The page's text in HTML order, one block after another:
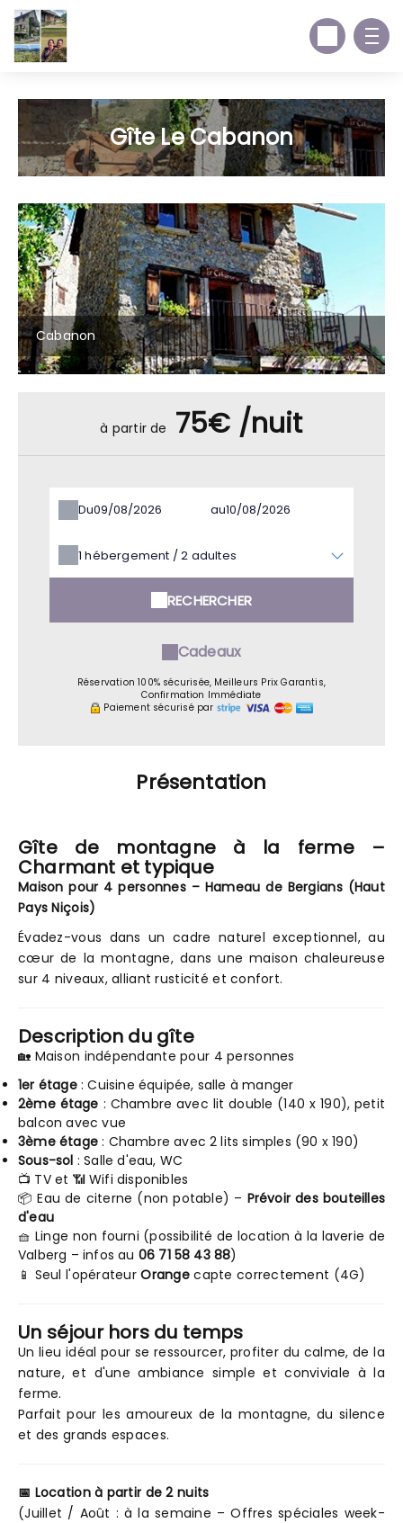
Gîte Le Cabanon
Cabanon
à partir de 75€ /nuit
Du au
1hébergement /2 adultes
RECHERCHER
Cadeaux
Réservation 100% sécurisée, Meilleurs Prix Garantis,
Confirmation Immédiate
Paiement sécurisé par
Présentation
Gîte de montagne à la ferme –
Charmant et typique
Maison pour 4 personnes – Hameau de Bergians (Haut
Pays Niçois)
Évadez-vous dans un cadre naturel exceptionnel, au
cœur de la montagne, dans une maison chaleureuse
sur 4 niveaux, alliant rusticité et confort.
Description du gîte
🏡 Maison indépendante pour 4 personnes
1er étage: Cuisine équipée, salle à manger
2ème étage : Chambre avec lit double (140 x 190), petit
balcon avec vue
3ème étage: Chambre avec 2 lits simples (90 x 190)
Sous-sol : Salle d'eau, WC
📺 TV et 📶 Wifi disponibles
📦 Eau de citerne (non potable) – Prévoir des bouteilles
d'eau
🧺 Linge non fourni (possibilité de location à la laverie de
Valberg – infos au 06 71 58 43 88)
📱 Seul l'opérateurOrange capte correctement (4G)
Un séjour hors du temps
Un lieu idéal pour se ressourcer, profiter du calme, de la
nature, et d'une ambiance simple et conviviale à la
ferme.
Parfait pour les amoureux de la montagne, du silence
et des grands espaces.
📅 Location à partir de 2 nuits
(Juillet / Août : à la semaine – Offres spéciales week-